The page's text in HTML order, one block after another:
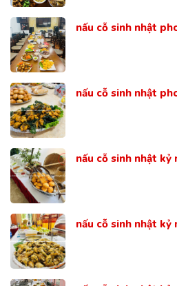
nấu cỗ sinh nhật
nấu cỗ sinh nhật
nấu cỗ sinh nhật kỷ
nấu cỗ sinh nhật